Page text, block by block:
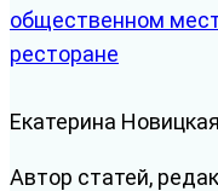
общественном
ресторане
Екатерина Новицкая
Автор статей,